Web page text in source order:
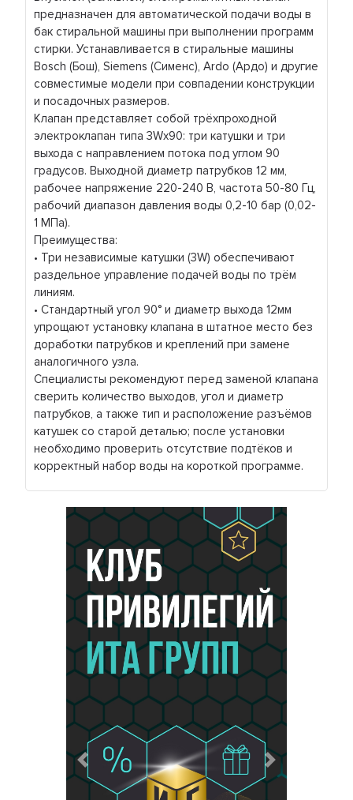
предназначен для автоматической подачи воды в
бак стиральной машины при выполнении программ
стирки. Устанавливается в стиральные машины
Bosch (Бош), Siemens (Сименс), Ardo (Ардо) и другие
совместимые модели при совпадении конструкции
и посадочных размеров.
Клапан представляет собой трёхпроходной
электроклапан типа 3Wx90: три катушки и три
выхода с направлением потока под углом 90
градусов. Выходной диаметр патрубков 12 мм,
рабочее напряжение 220-240 В, частота 50-80 Гц,
рабочий диапазон давления воды 0,2-10 бар (0,02-
1 МПа).
Преимущества:
• Три независимые катушки (3W) обеспечивают
раздельное управление подачей воды по трём
линиям.
• Стандартный угол 90° и диаметр выхода 12мм
упрощают установку клапана в штатное место без
доработки патрубков и креплений при замене
аналогичного узла.
Специалисты рекомендуют перед заменой клапана
сверить количество выходов, угол и диаметр
патрубков, а также тип и расположение разъёмов
катушек со старой деталью; после установки
необходимо проверить отсутствие подтёков и
корректный набор воды на короткой программе.
Предыдущий Следующий